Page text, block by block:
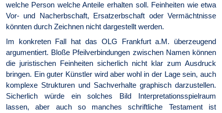
welche Person welche Anteile erhalten soll. Fein­heiten wie etwa
Vor- und Nacherbschaft, Ersatzerbschaft oder Vermächtnisse
könnten durch Zeichnen nicht dargestellt werden.
Im konkreten Fall hat das OLG Frankfurt a.M. über­zeugend
argumentiert. Bloße Pfeilverbindungen zwischen Namen können
die juristischen Feinheiten sicherlich nicht klar zum Ausdruck
bringen. Ein guter Künstler wird aber wohl in der Lage sein, auch
komplexe Strukturen und Sachverhalte graphisch darzustellen.
Sicherlich würde ein solches Bild Inter­pretations­spielraum
lassen, aber auch so manches schriftliche Testament ist